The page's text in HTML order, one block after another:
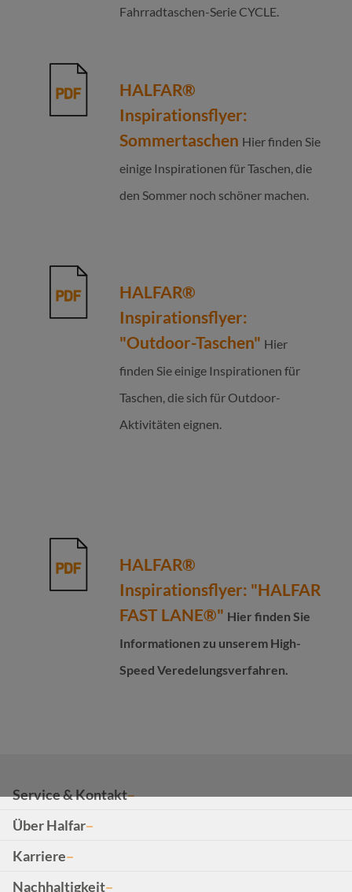
Fahrradtaschen-Serie CYCLE.
HALFAR®
Inspirationsflyer:
Sommertaschen Hier finden Sie
einige Inspirationen für Taschen, die
den Sommer noch schöner machen.
HALFAR®
Inspirationsflyer:
"Outdoor-Taschen" Hier
finden Sie einige Inspirationen für
Taschen, die sich für Outdoor-
Aktivitäten eignen.
HALFAR®
Inspirationsflyer: "HALFAR
FAST LANE®" Hier finden Sie
Informationen zu unserem High-
Speed Veredelungsverfahren.
Service & Kontakt
Über Halfar
Karriere
Nachhaltigkeit